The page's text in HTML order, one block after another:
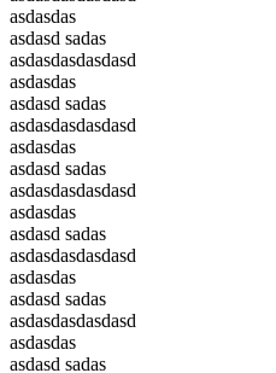
asdasdas
asdasd sadas
asdasdasdasdasd
asdasdas
asdasd sadas
asdasdasdasdasd
asdasdas
asdasd sadas
asdasdasdasdasd
asdasdas
asdasd sadas
asdasdasdasdasd
asdasdas
asdasd sadas
asdasdasdasdasd
asdasdas
asdasd sadas